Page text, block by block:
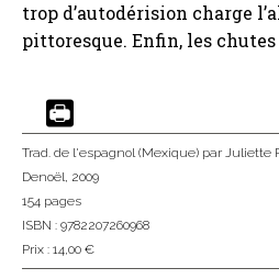
trop d’autodérision charge
pittoresque. Enfin, les
Trad. de l'espagnol (Mexique) par Juliette
Denoël, 2009
154 pages
ISBN : 9782207260968
Prix : 14,00 €